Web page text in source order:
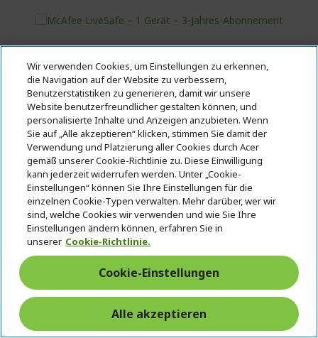
Zusätzliche Ersparnisse mit dem Code
McAfee LiveSafe – 1 Gerät – 3-Jahres-
Abonnement
Referenz MAF.LS3YRS.001
Beeilen Sie sich! Der Code MYSTERY läuft ab in:
00 11 08 33
Wir verwenden Cookies, um Einstellungen zu erkennen,
die Navigation auf der Website zu verbessern,
Benutzerstatistiken zu generieren, damit wir unsere
Website benutzerfreundlicher gestalten können, und
personalisierte Inhalte und Anzeigen anzubieten. Wenn
Sie auf „Alle akzeptieren“ klicken, stimmen Sie damit der
Verwendung und Platzierung aller Cookies durch Acer
gemäß unserer Cookie-Richtlinie zu. Diese Einwilligung
kann jederzeit widerrufen werden. Unter „Cookie-
Einstellungen“ können Sie Ihre Einstellungen für die
einzelnen Cookie-Typen verwalten. Mehr darüber, wer wir
sind, welche Cookies wir verwenden und wie Sie Ihre
Einstellungen ändern können, erfahren Sie in
unserer Cookie-Richtlinie.
Cookie-Einstellungen
Alle akzeptieren